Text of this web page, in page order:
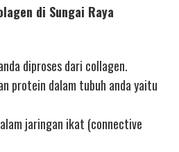
di Sungai Raya
diproses dari collagen.
protein dalam tubuh anda yaitu
jaringan ikat (connective